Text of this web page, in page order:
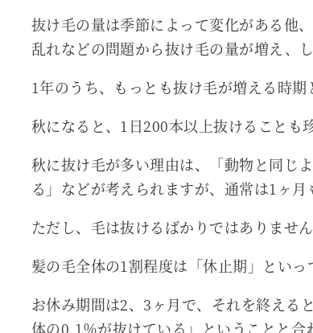
抜け毛の量は季節によって変化がある他
乱れなどの問題から抜け毛の量が増え、
1年のうち、もっとも抜け毛が増える時期
秋になると、1日200本以上抜けることも
秋に抜け毛が多い理由は、「動物と同じ
る」などが考えられますが、通常は1ヶ
ただし、毛は抜けるばかりではありませ
髪の毛全体の1割程度は「休止期」とい
お休み期間は2、3ヶ月で、それを終える
体の0.1％が抜けている」ということと合